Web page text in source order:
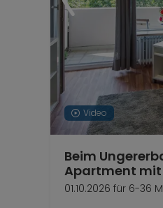
Video
Beim
Apartment mit
01.10.2026 für 6-36